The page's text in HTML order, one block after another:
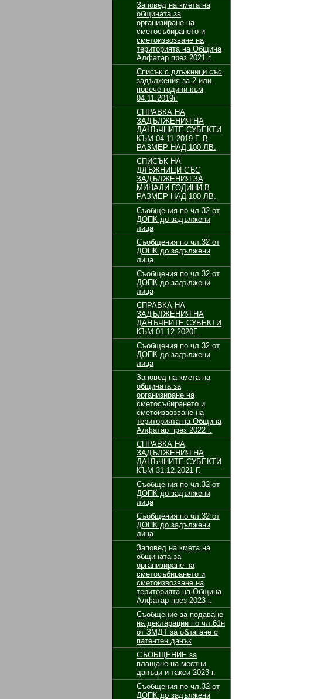
Заповед на кмета на
общината за
организиране на
сметосъбирането и
сметоизвозване на
територията на Община
Алфатар през 2021 г.
Списък с длъжници със
задължения за 2 или
повече години към
04.11.2019г.
СПРАВКА НА
ЗАДЪЛЖЕНИЯ НА
ДАНЪЧНИТЕ СУБЕКТИ
КЪМ 04.11.2019 Г. В
РАЗМЕР НАД 100 ЛВ.
СПИСЪК НА
ДЛЪЖНИЦИ СЪС
ЗАДЪЛЖЕНИЯ ЗА
МИНАЛИ ГОДИНИ В
РАЗМЕР НАД 100 ЛВ.
Съобщения по чл.32 от
ДОПК до задължени
лица
Съобщения по чл.32 от
ДОПК до задължени
лица
Съобщения по чл.32 от
ДОПК до задължени
лица
СПРАВКА НА
ЗАДЪЛЖЕНИЯ НА
ДАНЪЧНИТЕ СУБЕКТИ
КЪМ 01.12.2020Г.
Съобщения по чл.32 от
ДОПК до задължени
лица
Заповед на кмета на
общината за
организиране на
сметосъбирането и
сметоизвозване на
територията на Община
Алфатар през 2022 г.
СПРАВКА НА
ЗАДЪЛЖЕНИЯ НА
ДАНЪЧНИТЕ СУБЕКТИ
КЪМ 31.12.2021 Г.
Съобщения по чл.32 от
ДОПК до задължени
лица
Съобщения по чл.32 от
ДОПК до задължени
лица
Заповед на кмета на
общината за
организиране на
сметосъбирането и
сметоизвозване на
територията на Община
Алфатар през 2023 г.
Съобщение за подаване
на декларации по чл.61н
от ЗМДТ за облагане с
патентен данък
СЪОБЩЕНИЕ за
плащане на местни
данъци и такси 2023 г.
Съобщения по чл.32 от
ДОПК до задължени